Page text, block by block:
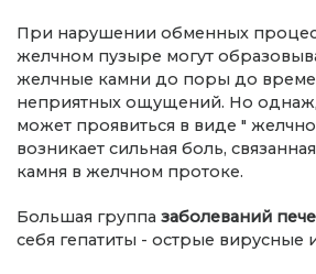
При нарушении обменных
желчном пузыре могут
желчные камни до поры до
неприятных ощущений. Но
может проявиться в виде "
возникает сильная боль,
камня в желчном протоке.
Большая группа заболеваний
себя гепатиты - острые вирусные